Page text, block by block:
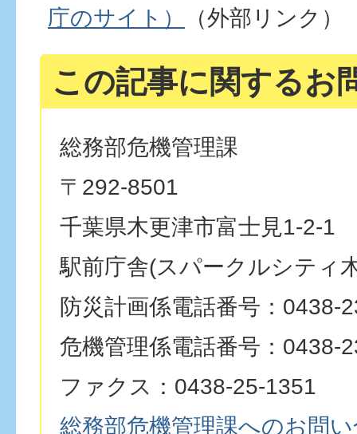
庁のサイト）
（外部リンク）
この記事に関するお
総務部危機管理課
〒292-8501
千葉県木更津市富士見1-2-1
駅前庁舎(スパークルシティ
防災計画係電話番号：0438-
危機管理係電話番号：0438-
ファクス：0438-25-1351
総務部危機管理課へのお問